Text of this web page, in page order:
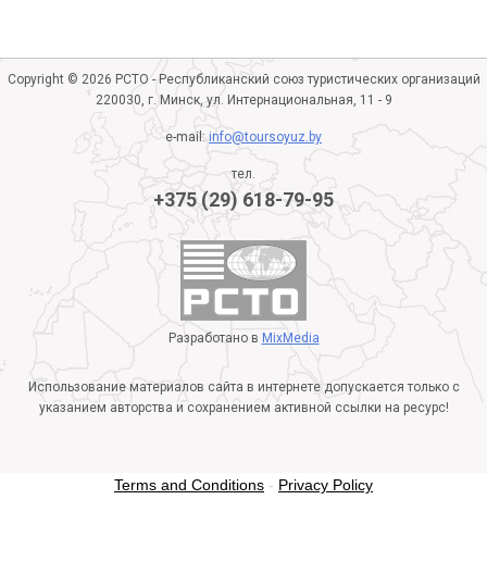
Copyright © 2026 РСТО - Республиканский союз туристических организаций
220030, г. Минск, ул. Интернациональная, 11 - 9
e-mail:info@toursoyuz.by
тел.
+375 (29) 618-79-95
Разработано в MixMedia
Использование материалов сайта в интернете допускается только с
указанием авторства и сохранением активной ссылки на ресурс!
Terms and Conditions - Privacy Policy